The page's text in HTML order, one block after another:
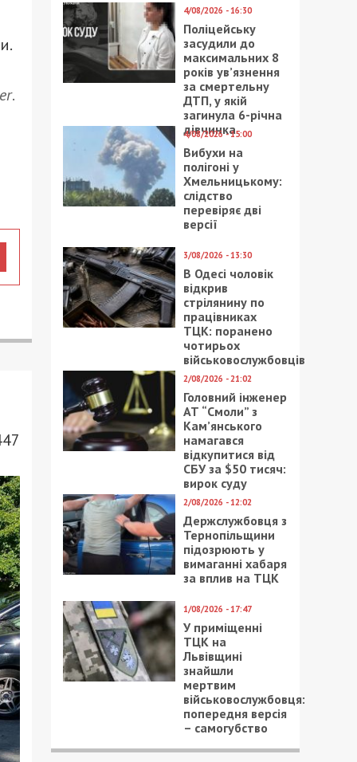
.
4/08/2026 - 16:30
Поліцейську
засудили до
максимальних 8
років ув’язнення
за смертельну
ДТП, у якій
загинула 6-річна
дівчинка
4/08/2026 - 15:00
Вибухи на
полігоні у
Хмельницькому:
слідство
перевіряє дві
версії
3/08/2026 - 13:30
В Одесі чоловік
відкрив
стрілянину по
працівниках
ТЦК: поранено
чотирьох
військовослужбовців
2/08/2026 - 21:02
Головний інженер
АТ “Смоли” з
Кам’янського
намагався
відкупитися від
СБУ за $50 тисяч:
вирок суду
2/08/2026 - 12:02
Держслужбовця з
Тернопільщини
підозрюють у
вимаганні хабаря
за вплив на ТЦК
1/08/2026 - 17:47
У приміщенні
ТЦК на
Львівщині
знайшли
мертвим
військовослужбовця:
попередня версія
– самогубство